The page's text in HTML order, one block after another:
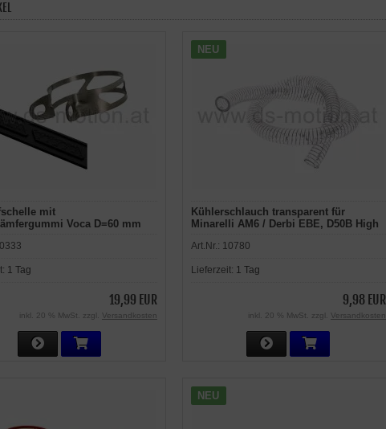
mit
Voca D=60 mm
1 Tag
19,99 EUR
inkl. 20 % MwSt. zzgl. Versandkosten
NEU
Kühlerschlauch transparent für
Minarelli AM6 / Derbi EBE, D50B High
Art.Nr.: 10780
Lieferzeit: 1 Tag
9,98 EUR
inkl. 20 % MwSt. zzgl. Versandkosten
NEU